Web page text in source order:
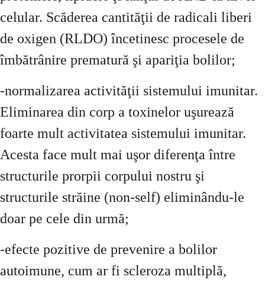
celular. Scăderea cantităţii de radicali liberi
de oxigen (RLDO) încetinesc procesele de
îmbătrânire prematură şi apariţia bolilor;
-normalizarea activităţii sistemului imunitar.
Eliminarea din corp a toxinelor uşurează
foarte mult activitatea sistemului imunitar.
Acesta face mult mai uşor diferenţa între
structurile prorpii corpului nostru şi
structurile străine (non-self) eliminându-le
doar pe cele din urmă;
-efecte pozitive de prevenire a bolilor
autoimune, cum ar fi scleroza multiplă,